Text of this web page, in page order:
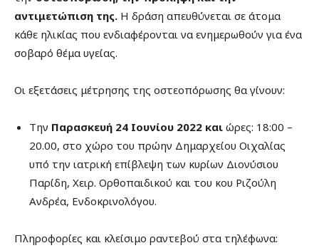
αντιμετώπιση της. Η δράση απευθύνεται σε άτομα
κάθε ηλικίας που ενδιαφέρονται να ενημερωθούν για ένα
σοβαρό θέμα υγείας.
Οι εξετάσεις μέτρησης της οστεοπόρωσης θα γίνουν:
Την Παρασκευή 24 Ιουνίου 2022 και ώρες: 18:00 –
20.00, στο χώρο του πρώην Δημαρχείου Οιχαλίας
υπό την ιατρική επίβλεψη των κυρίων Διονύσιου
Παρίδη, Χειρ. Ορθοπαιδικού και του κου Ριζούλη
Ανδρέα, Ενδοκρινολόγου.
Πληροφορίες και κλείσιμο ραντεβού στα τηλέφωνα: